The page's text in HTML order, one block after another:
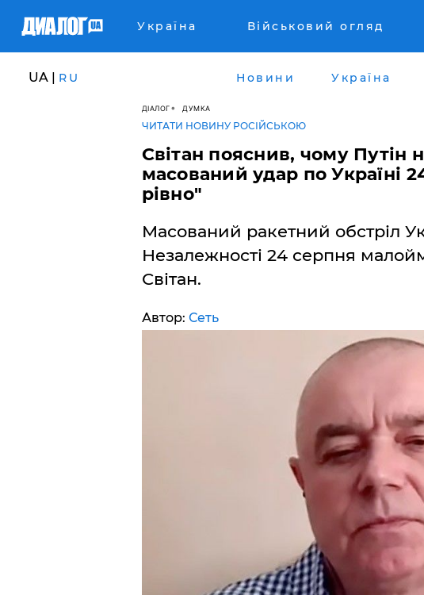
Україна Військовий огляд
UA | RU Новини Україна
ДІАЛОГ ДУМКА
ЧИТАТИ НОВИНУ РОСІЙСЬКОЮ
Світан пояснив, чому Путін
масований удар по Україні
рівно"
Масований ракетний обстріл
Незалежності 24 серпня
Світан.
Автор: Сеть